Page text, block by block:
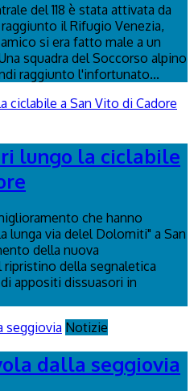
del 118 è stata attivata da
il Rifugio Venezia,
si era fatto male a un
squadra del Soccorso alpino
raggiunto l'infortunato...
lungo la ciclabile
che hanno
lunga via delel Dolomiti" a San
della nuova
della segnaletica
appositi dissuasori in
Notizie
dalla seggiovia